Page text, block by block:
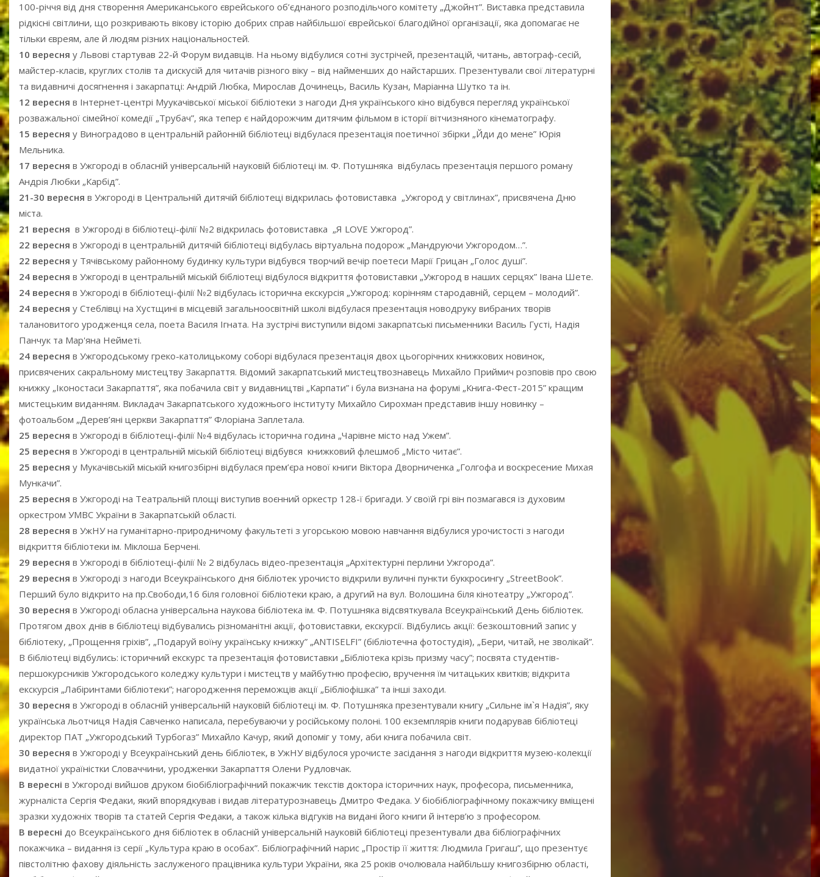
100-річчя від дня створення Американського єврейського об’єднаного розподільчого комітету „Джойнт”. Виставка представила
рідкісні світлини, що розкривають вікову історію добрих справ найбільшої єврейської благодійної організації, яка допомагає не
тільки євреям, але й людям різних національностей.
10 вересня у Львові стартував 22-й Форум видавців. На ньому відбулися сотні зустрічей, презентацій, читань, автограф-сесій,
майстер-класів, круглих столів та дискусій для читачів різного віку – від найменших до найстарших. Презентували свої літературні
та видавничі досягнення і закарпатці: Андрій Любка, Мирослав Дочинець, Василь Кузан, Маріанна Шутко та ін.
12 вересня в Інтернет-центрі Муукачівської міської бібліотеки з нагоди Дня українського кіно відбувся перегляд української
розважальної сімейної комедії „Трубач”, яка тепер є найдорожчим дитячим фільмом в історії вітчизняного кінематографу.
15 вересня у Виноградово в центральній районній бібліотеці відбулася презентація поетичної збірки „Йди до мене” Юрія
Мельника.
17 вересня в Ужгороді в обласній універсальній науковій бібліотеці ім. Ф. Потушняка відбулась презентація першого роману
Андрія Любки „Карбід”.
21-30 вересня в Ужгороді в Центральній дитячій бібліотеці відкрилась фотовиставка „Ужгород у світлинах”, присвячена Дню
міста.
21 вересня в Ужгороді в бібліотеці-філії №2 відкрилась фотовиставка „Я LOVE Ужгород”.
22 вересня в Ужгороді в центральній дитячій бібліотеці відбулась віртуальна подорож „Мандруючи Ужгородом…”.
22 вересня у Тячівському районному будинку культури відбувся творчий вечір поетеси Марії Грицан „Голос душі”.
24 вересня в Ужгороді в центральній міській бібліотеці відбулося відкриття фотовиставки „Ужгород в наших серцях” Івана Шете.
24 вересня в Ужгороді в бібліотеці-філії №2 відбулась історична екскурсія „Ужгород: корінням стародавній, серцем – молодий”.
24 вересня у Стеблівці на Хустщині в місцевій загальноосвітній школі відбулася презентація новодруку вибраних творів
талановитого уродженця села, поета Василя Ігната. На зустрічі виступили відомі закарпатські письменники Василь Густі, Надія
Панчук та Мар'яна Нейметі.
24 вересня в Ужгородському греко-католицькому соборі відбулася презентація двох цьогорічних книжкових новинок,
присвячених сакральному мистецтву Закарпаття. Відомий закарпатський мистецтвознавець Михайло Приймич розповів про свою
книжку „Іконостаси Закарпаття”, яка побачила світ у видавництві „Карпати” і була визнана на форумі „Книга-Фест-2015” кращим
мистецьким виданням. Викладач Закарпатського художнього інституту Михайло Сирохман представив іншу новинку –
фотоальбом „Дерев’яні церкви Закарпаття” Флоріана Заплетала.
25 вересня в Ужгороді в бібліотеці-філії №4 відбулась історична година „Чарівне місто над Ужем”.
25 вересня в Ужгороді в центральній міській бібліотеці відбувся книжковий флешмоб „Місто читає”.
25 вересня у Мукачівській міській книгозбірні відбулася прем’єра нової книги Віктора Дворниченка „Голгофа и воскресение Михая
Мункачи”.
25 вересня в Ужгороді на Театральній площі виступив воєнний оркестр 128-ї бригади. У своїй грі він позмагався із духовим
оркестром УМВС України в Закарпатській області.
28 вересня в УжНУ на гуманітарно-природничому факультеті з угорською мовою навчання відбулися урочистості з нагоди
відкриття бібліотеки ім. Міклоша Берчені.
29 вересня в Ужгороді в бібліотеці-філії № 2 відбулась відео-презентація „Архітектурні перлини Ужгорода”.
29 вересня в Ужгороді з нагоди Всеукраїнського дня бібліотек урочисто відкрили вуличні пункти буккросингу „StreetBook”.
Перший було відкрито на пр.Свободи,16 біля головної бібліотеки краю, а другий на вул. Волошина біля кінотеатру „Ужгород”.
30 вересня в Ужгороді обласна універсальна наукова бібліотека ім. Ф. Потушняка відсвяткувала Всеукраїнський День бібліотек.
Протягом двох днів в бібліотеці відбувались різноманітні акції, фотовиставки, екскурсії. Відбулись акції: безкоштовний запис у
бібліотеку, „Прощення гріхів”, „Подаруй воїну українську книжку” „ANTISELFI” (бібліотечна фотостудія), „Бери, читай, не зволікай”.
В бібліотеці відбулись: історичний екскурс та презентація фотовиставки „Бібліотека крізь призму часу”; посвята студентів-
першокурсників Ужгородського коледжу культури і мистецтв у майбутню професію, вручення їм читацьких квитків; відкрита
екскурсія „Лабіринтами бібліотеки”; нагородження переможців акції „Бібліофішка” та інші заходи.
30 вересня в Ужгороді в обласній універсальній науковій бібліотеці ім. Ф. Потушняка презентували книгу „Сильне ім`я Надія”, яку
українська льотчиця Надія Савченко написала, перебуваючи у російському полоні. 100 екземплярів книги подарував бібліотеці
директор ПАТ „Ужгородський Турбогаз” Михайло Качур, який допоміг у тому, аби книга побачила світ.
30 вересня в Ужгороді у Всеукраїнський день бібліотек, в УжНУ відбулося урочисте засідання з нагоди відкриття музею-колекції
видатної україністки Словаччини, уродженки Закарпаття Олени Рудловчак.
В вересні в Ужгороді вийшов друком біобібліографічний покажчик текстів доктора історичних наук, професора, письменника,
журналіста Сергія Федаки, який впорядкував і видав літературознавець Дмитро Федака. У біобібліографічному покажчику вміщені
зразки художніх творів та статей Сергія Федаки, а також кілька відгуків на видані його книги й інтерв’ю з професором.
В вересні до Всеукраїнського дня бібліотек в обласній універсальній науковій бібліотеці презентували два бібліографічних
покажчика – видання із серії „Культура краю в особах”. Бібліографічний нарис „Простір її життя: Людмила Григаш”, що презентує
півстолітню фахову діяльність заслуженого працівника культури України, яка 25 років очолювала найбільшу книгозбірню області,